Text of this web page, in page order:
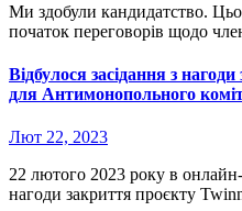
Ми здобули кандидатство. Цього року час для рішення про
початок переговорів щодо
Відбулося засідання з
для Антимонопольного
Лют 22, 2023
22 лютого 2023 року в онлайн-режимі відбулося засідання з
нагоди закриття проєкту